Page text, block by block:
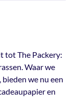
tot The Packery:
Waar we
we nu een
en